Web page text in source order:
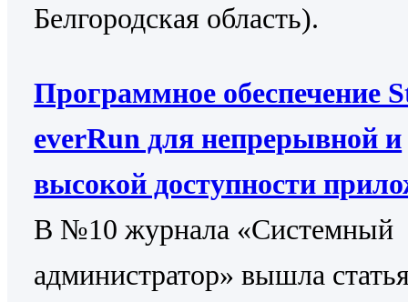
Белгородская область).
Программное обеспечение
everRun для непрерывной и
высокой доступности
В №10 журнала «Системный
администратор» вышла